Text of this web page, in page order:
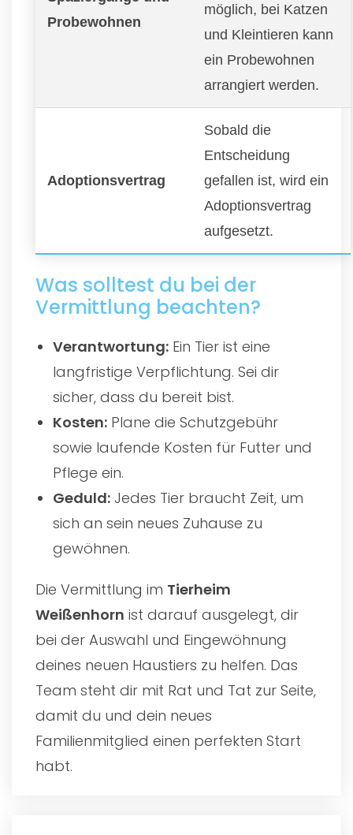
Probewohnen
möglich, bei Katzen
und Kleintieren kann
ein Probewohnen
arrangiert werden.
Adoptionsvertrag
Sobald die
Entscheidung
gefallen ist, wird ein
Adoptionsvertrag
aufgesetzt.
Was solltest du bei der
Vermittlung beachten?
Verantwortung: Ein Tier ist eine
langfristige Verpflichtung. Sei dir
sicher, dass du bereit bist.
Kosten: Plane die Schutzgebühr
sowie laufende Kosten für Futter und
Pflege ein.
Geduld: Jedes Tier braucht Zeit, um
sich an sein neues Zuhause zu
gewöhnen.
Die Vermittlung im Tierheim
Weißenhorn ist darauf ausgelegt, dir
bei der Auswahl und Eingewöhnung
deines neuen Haustiers zu helfen. Das
Team steht dir mit Rat und Tat zur Seite,
damit du und dein neues
Familienmitglied einen perfekten Start
habt.